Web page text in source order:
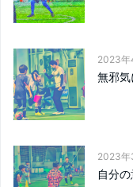
2023年
無邪気
2023年
自分